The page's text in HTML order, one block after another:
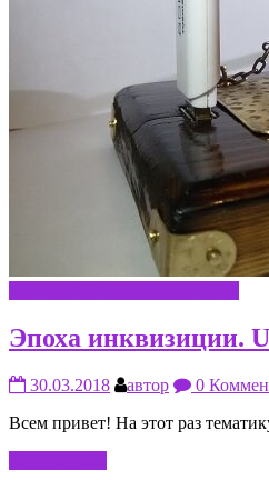
Эпоха инквизиции.
30.03.2018 автор 0
Всем привет! На этот раз